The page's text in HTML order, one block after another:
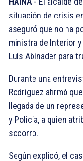
situación de crisis
aseguró que no ha
ministra de Interior
Luis Abinader para
Durante una
Rodríguez afirmó
llegada de un
y Policía, a quien
socorro.
Según explicó, el